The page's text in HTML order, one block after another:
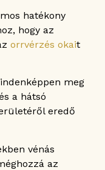
hatékony
hogy az
orrvérzés okait
meg
a hátsó
eredő
vénás
az